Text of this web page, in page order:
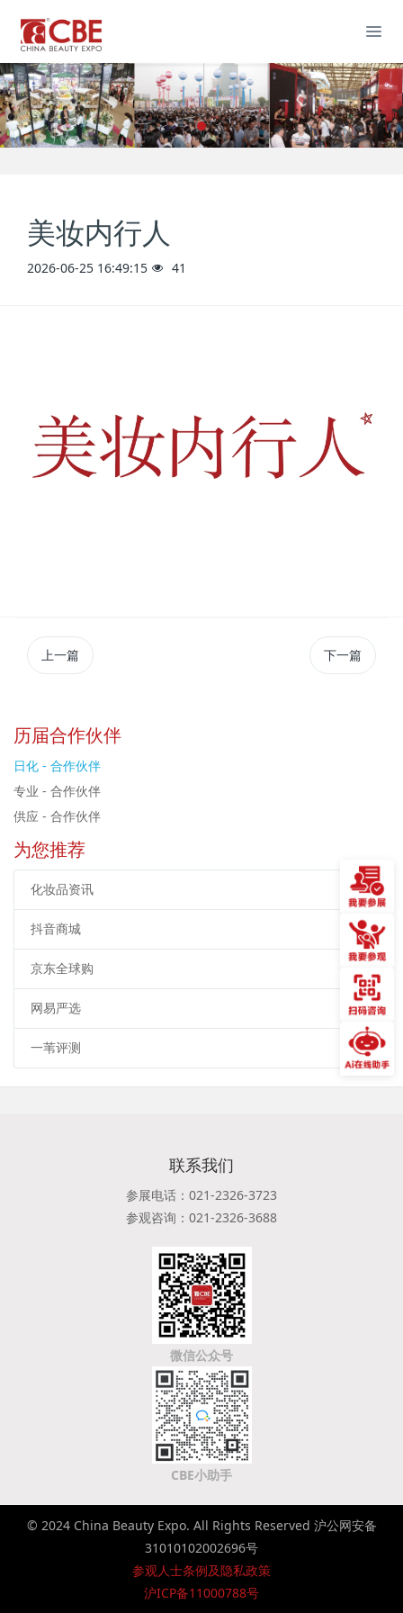
美妆内行人
2026-06-25 16:49:15 41
上一篇 下一篇
历届合作伙伴
日化 - 合作伙伴
专业 - 合作伙伴
供应 - 合作伙伴
为您推荐
化妆品资讯
抖音商城
京东全球购
网易严选
一苇评测
联系我们
参展电话：021-2326-3723
参观咨询：021-2326-3688
微信公众号
CBE小助手
© 2024 China Beauty Expo. All Rights Reserved 沪公网安备
31010102002696号
参观人士条例及隐私政策
沪ICP备11000788号